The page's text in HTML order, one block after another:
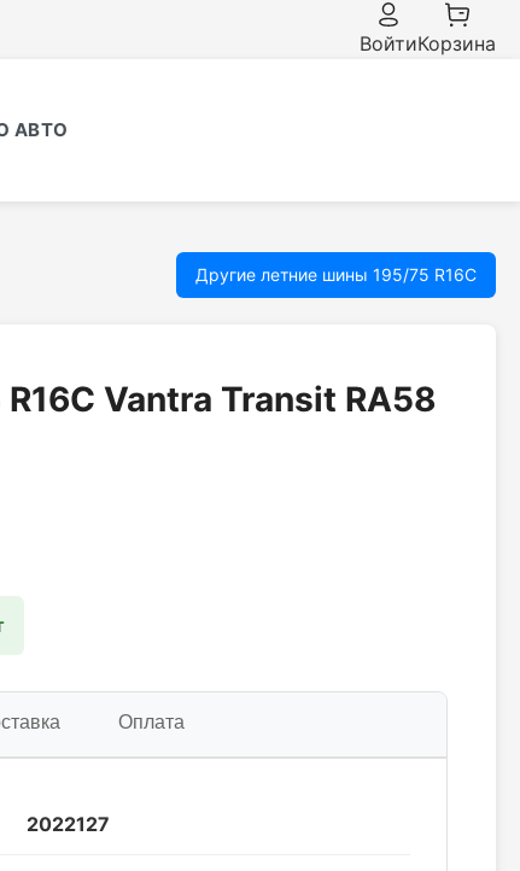
ВойтиКорзина
АВТО
Другие летние шины 195/75 R16C
Vantra Transit RA58
Оплата
2022127